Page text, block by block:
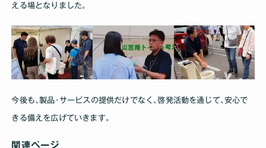
える場となりました｡
今後も､製品･サービスの提供だけでなく､啓発活動を通じて､安心で
きる備えを広げていきます｡
関連ページ